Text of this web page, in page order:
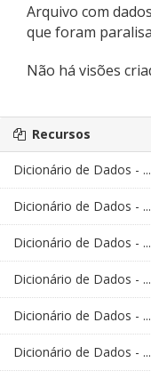
Arquivo com
que foram
Não há visões
Recursos
Dicionário de Dados - ...
Dicionário de Dados - ...
Dicionário de Dados - ...
Dicionário de Dados - ...
Dicionário de Dados - ...
Dicionário de Dados - ...